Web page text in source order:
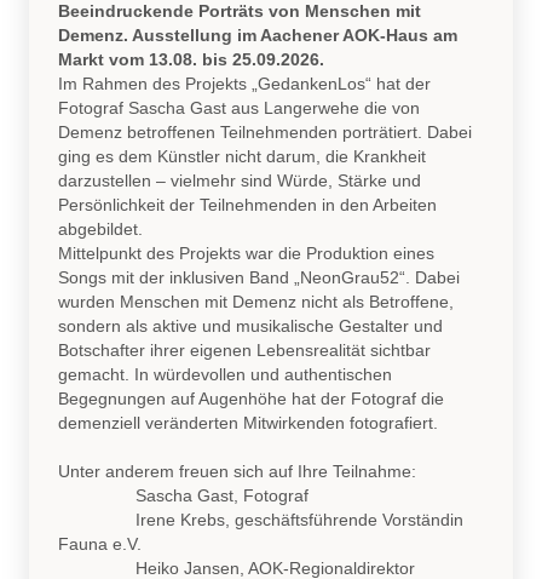
Beeindruckende Porträts von Menschen mit
Demenz. Ausstellung im Aachener AOK-Haus am
Markt vom 13.08. bis 25.09.2026.
Im Rahmen des Projekts „GedankenLos“ hat der
Fotograf Sascha Gast aus Langerwehe die von
Demenz betroffenen Teilnehmenden porträtiert. Dabei
ging es dem Künstler nicht darum, die Krankheit
darzustellen – vielmehr sind Würde, Stärke und
Persönlichkeit der Teilnehmenden in den Arbeiten
abgebildet.
Mittelpunkt des Projekts war die Produktion eines
Songs mit der inklusiven Band „NeonGrau52“. Dabei
wurden Menschen mit Demenz nicht als Betroffene,
sondern als aktive und musikalische Gestalter und
Botschafter ihrer eigenen Lebensrealität sichtbar
gemacht. In würdevollen und authentischen
Begegnungen auf Augenhöhe hat der Fotograf die
demenziell veränderten Mitwirkenden fotografiert.
Unter anderem freuen sich auf Ihre Teilnahme:
Sascha Gast, Fotograf
Irene Krebs, geschäftsführende Vorständin
Fauna e.V.
Heiko Jansen, AOK-Regionaldirektor